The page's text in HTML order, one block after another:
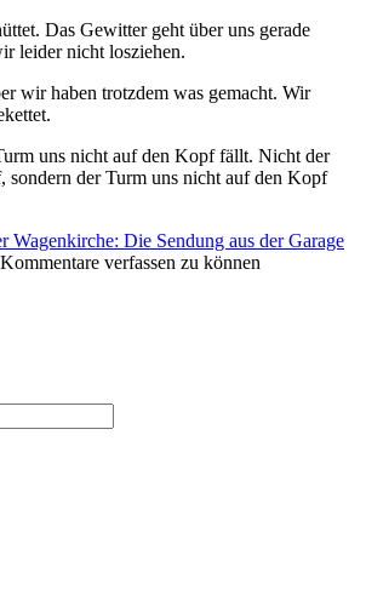
Das Gewitter geht über uns gerade
leider nicht losziehen.
wir haben trotzdem was gemacht. Wir
uns nicht auf den Kopf fällt. Nicht der
der Turm uns nicht auf den Kopf
Wagenkirche: Die Sendung aus der Garage
verfassen zu können